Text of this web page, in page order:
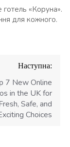
готель «Коруна».
для кожного.
Наступна:
7 New Online
in the UK for
Safe, and
Choices